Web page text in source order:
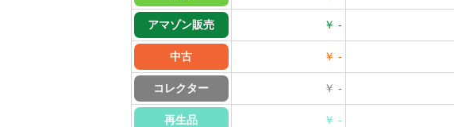
アマゾン販売 ￥ -
中古 ￥ -
コレクター ￥ -
再生品 ￥ -